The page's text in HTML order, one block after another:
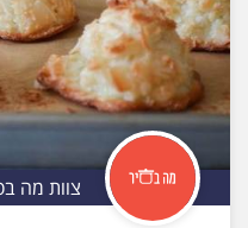
צוות מה